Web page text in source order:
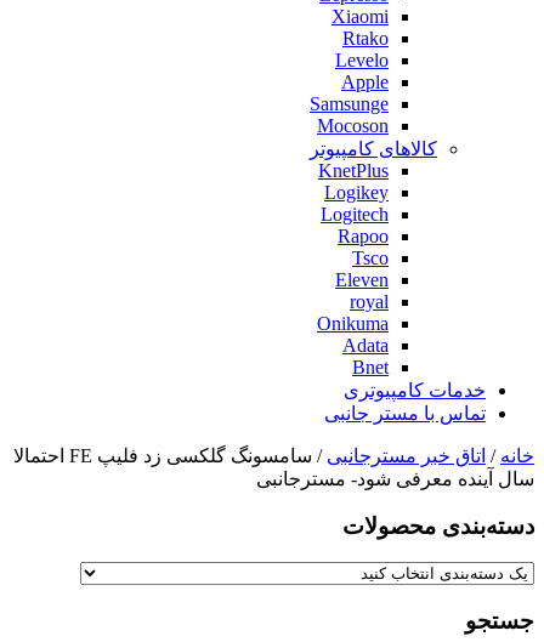
Xiaomi
Rtako
Levelo
Apple
Samsunge
Mocoson
کالاهای کامپیوتر
KnetPlus
Logikey
Logitech
Rapoo
Tsco
Eleven
royal
Onikuma
Adata
Bnet
خدمات کامپیوتری
تماس با مستر جانبی
خانه / اتاق خبر مسترجانبی
/ سامسونگ گلکسی زد فلیپ FE احتمالا
سال آینده معرفی شود- مسترجانبی
دسته‌بندی‌ محصولات
جستجو